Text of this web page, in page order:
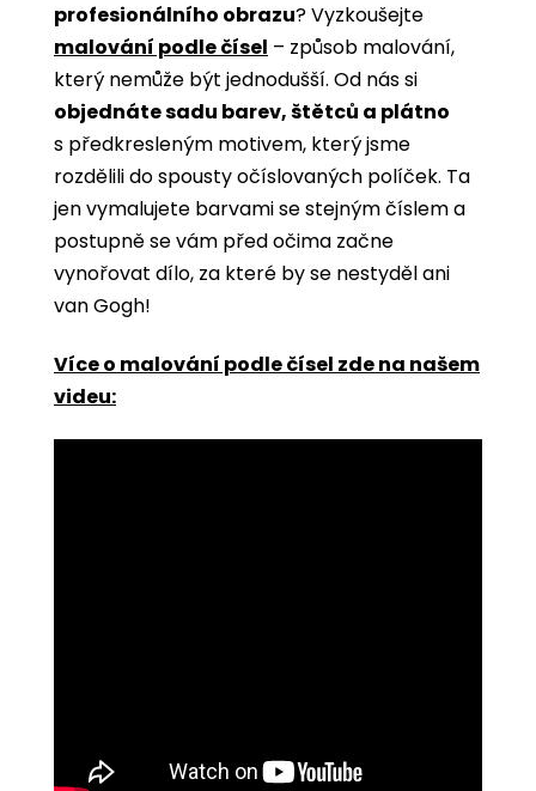
profesionálního obrazu? Vyzkoušejte
malování podle čísel ­­– způsob malování,
který nemůže být jednodušší. Od nás si
objednáte sadu barev, štětců a plátno
s předkresleným motivem, který jsme
rozdělili do spousty očíslovaných políček. Ta
jen vymalujete barvami se stejným číslem a
postupně se vám před očima začne
vynořovat dílo, za které by se nestyděl ani
van Gogh!
Více o malování podle čísel zde na našem
videu: